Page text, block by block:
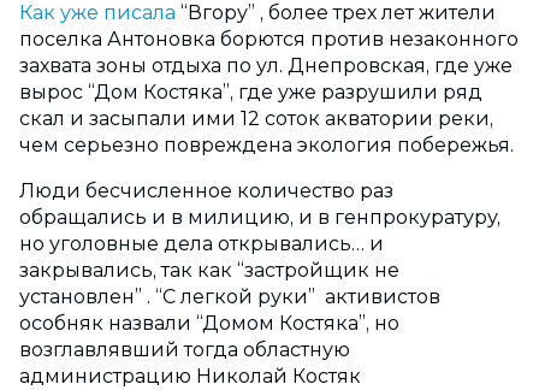
Как уже писала “Вгору” , более трех лет жители
поселка Антоновка борются против незаконного
захвата зоны отдыха по ул. Днепровская, где уже
вырос “Дом Костяка”, где уже разрушили ряд
скал и засыпали ими 12 соток акватории реки,
чем серьезно повреждена экология побережья.
Люди бесчисленное количество раз
обращались и в милицию, и в генпрокуратуру,
но уголовные дела открывались… и
закрывались, так как “застройщик не
установлен” . “С легкой руки” активистов
особняк назвали “Домом Костяка”, но
возглавлявший тогда областную
администрацию Николай Костяк